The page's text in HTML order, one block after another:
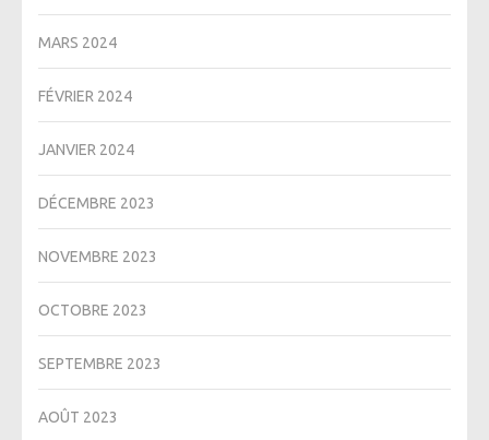
MARS 2024
FÉVRIER 2024
JANVIER 2024
DÉCEMBRE 2023
NOVEMBRE 2023
OCTOBRE 2023
SEPTEMBRE 2023
AOÛT 2023